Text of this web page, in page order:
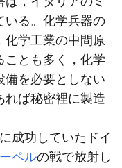
いる。化学兵器の
化学工業の中間原
ことも多く，化学
備を必要としない
れば秘密裡に製造
成功していたドイ
ペルの戦で放射し